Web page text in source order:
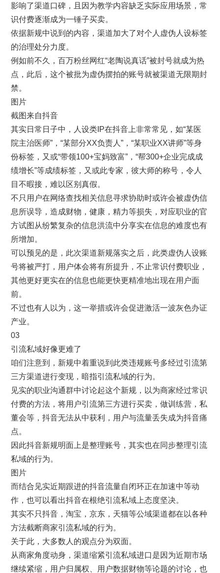
影响了渠道口碑，且因为教学内容缺乏实际应用场景，常
识付费逐渐成为一锤子买卖。
依据新规中说到的内容，渠道加大了对个人虚伪人设标签
的治理处分力度。
例如前不久，百万粉丝网红“老陶说真话”被封号就成为热
点，此后，这个被批为虚伪摆拍的账号就被渠道无限期封
禁。
图片
截图来自抖音
其实日常日子中，人设类IP在抖音上非常常见，如“某医
院主治医师”，“某部分XX负责人”，“某职业XX讲师”等身
份标签，又或“带领100+宝妈致富”，“帮300+企业完成成
绩增长”等成绩标签，又或此专家，彼大师的称号，令人
目不暇接，难以区别真假。
不只用户在网络查找相关信息寻求协助时或许会被虚伪信
息所误导，造成财物，健康，精力等损失，对应职业的官
方试图从纷繁复杂的信息洪流中分享实在信息的难度也有
所增加。
可以预见的是，此次渠道新规落实之后，此类虚伪人设账
号将被严打，用户体会将有所提升，不止常识付费职业，
其他更好更实在的信息也能更快更精准地出现在用户面
前。
不过也有人以为，这一举措或许会促进激活一波灰色办证
产业。
03
引流私域好像更难了
咱们注意到，新规中着重说到此类违规账号多经过引流第
三方渠道进行变现，暗指引流私域的行为。
见实的职业沟通群中讨论起这个新规，以为商家经过常识
付费的方法，将用户引流第三方进行买卖，做训练营，私
董会等，抖音无法从中获利，用户与流量丢失成为抖音痛
点。
因此抖音新规明面上是整理账号，其实也在同步整理引流
私域的行为。
图片
而结合见实近期跟进的抖音流量自闭环正在加速中等动
作，也可以看出抖音在根绝引流私域上态度坚决。
其实不只抖音，淘宝，京东，天猫等公域渠道都在以各种
方法截断商家引流私域的行为。
关于此，大多数人的观点分为双面。
从商家角度动身，渠道缩紧引流私域进口是因为近期市场
继续紧缩，用户归属权、用户数据财物等论题的讨论，也